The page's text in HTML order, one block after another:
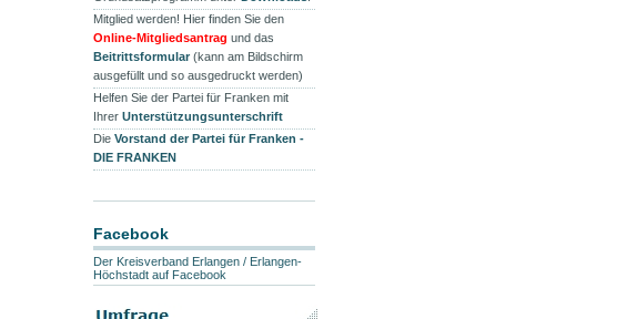
Mitglied werden! Hier finden Sie den
Online-Mitgliedsantrag und das
Beitrittsformular (kann am Bildschirm
ausgefüllt und so ausgedruckt werden)
Helfen Sie der Partei für Franken mit
Ihrer Unterstützungsunterschrift
Die Vorstand der Partei für Franken -
DIE FRANKEN
Facebook
Der Kreisverband Erlangen / Erlangen-
Höchstadt auf Facebook